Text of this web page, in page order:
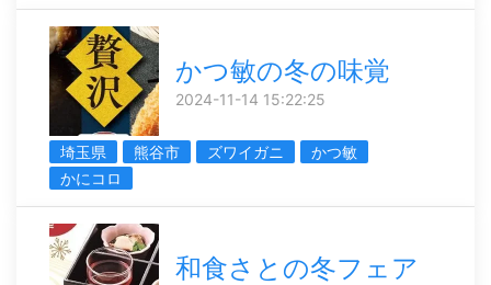
かつ敏の冬の味覚
2024-11-14 15:22:25
埼玉県 熊谷市 ズワイガニ
かつ敏
かにコロ
和食さとの冬フェア